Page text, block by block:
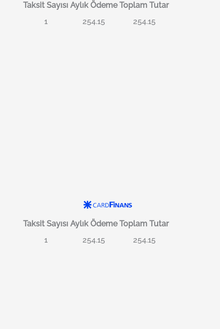
Taksit Sayısı Aylık Ödeme Toplam Tutar
1
254.15 254.15
Taksit Sayısı Aylık Ödeme Toplam Tutar
1
254.15 254.15